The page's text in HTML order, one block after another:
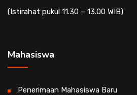
(Istirahat pukul 11.30 – 13.00 WIB)
Mahasiswa
Penerimaan Mahasiswa Baru